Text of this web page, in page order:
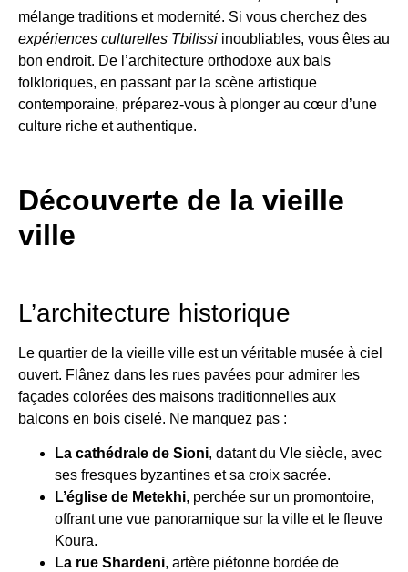
mélange traditions et modernité. Si vous cherchez des
expériences culturelles Tbilissi inoubliables, vous êtes au
bon endroit. De l’architecture orthodoxe aux bals
folkloriques, en passant par la scène artistique
contemporaine, préparez-vous à plonger au cœur d’une
culture riche et authentique.
Découverte de la vieille
ville
L’architecture historique
Le quartier de la vieille ville est un véritable musée à ciel
ouvert. Flânez dans les rues pavées pour admirer les
façades colorées des maisons traditionnelles aux
balcons en bois ciselé. Ne manquez pas :
La cathédrale de Sioni, datant du VIe siècle, avec
ses fresques byzantines et sa croix sacrée.
L’église de Metekhi, perchée sur un promontoire,
offrant une vue panoramique sur la ville et le fleuve
Koura.
La rue Shardeni, artère piétonne bordée de